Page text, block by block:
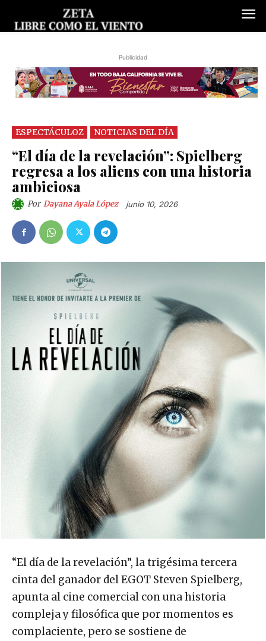
Publicidad
ESPECTÁCULOZ NOTICIAS DEL DÍA
“El día de la revelación”: Spielberg
regresa a los aliens con una historia
ambiciosa
Por Dayana Ayala López junio 10, 2026
“El día de la revelación”, la trigésima tercera
cinta del ganador del EGOT Steven Spielberg,
apunta al cine comercial con una historia
compleja y filosófica que por momentos es
complaciente, pero se sostiene de